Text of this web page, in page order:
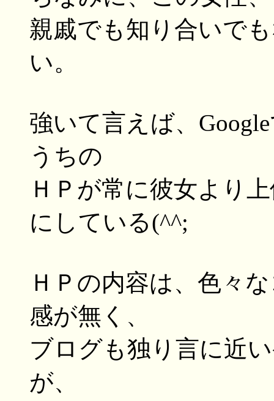
親戚でも知り合いで
い。
強いて言えば、
うちの
ＨＰが常に彼女より
にしている(^^;
ＨＰの内容は、色々
感が無く、
ブログも独り言に近
が、